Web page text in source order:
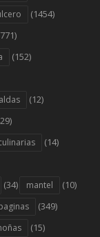
(1454)
(152)
(12)
(14)
(34) mantel (10)
(349)
(15)